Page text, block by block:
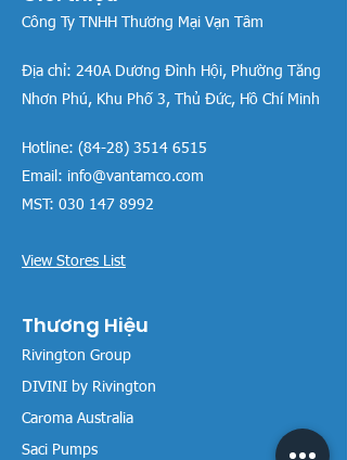
Công Ty TNHH Thương Mại Vạn Tâm
Địa chỉ: 240A Dương Đình Hội, Phường Tăng
Nhơn Phú, Khu Phố 3, Thủ Đức, Hồ Chí Minh
Hotline: (84-28) 3514 6515
Email: info@vantamco.com
MST: 030 147 8992
View Stores List
Thương Hiệu
Rivington Group
DIVINI by Rivington
Caroma Australia
Saci Pumps